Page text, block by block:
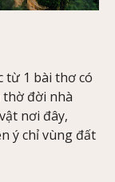
từ 1 bài thơ có
đời nhà
nơi đây,
ý chỉ vùng đất